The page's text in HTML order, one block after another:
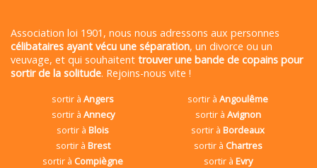
Association loi 1901, nous nous adressons aux personnes
célibataires ayant vécu une séparation, un divorce ou un
veuvage, et qui souhaitent trouver une bande de copains pour
sortir de la solitude. Rejoins-nous vite !
sortir àAngers sortir àAngoulême
sortir à Annecy sortir à Avignon
sortir àBlois sortir àBordeaux
sortir à Brest sortir à Chartres
sortir à Compiègne sortir à Evry